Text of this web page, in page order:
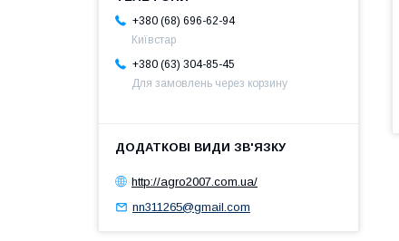
+380 (68) 696-62-94
Київстар
+380 (63) 304-85-45
Для замовлень через корзину
http://agro2007.com.ua/
nn311265@gmail.com